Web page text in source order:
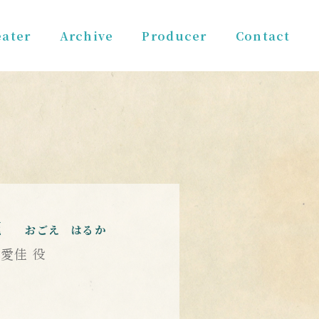
Archive Producer Contact
おごえ はるか
佳 役